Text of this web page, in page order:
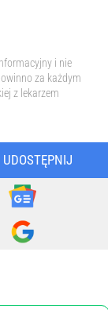
i nie
za każdym
z lekarzem
UDOSTĘPNIJ